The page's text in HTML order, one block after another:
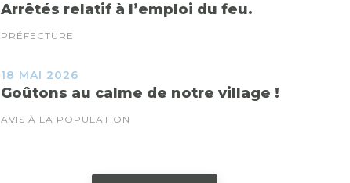
Arrêtés relatif à l’emploi du feu.
PRÉFECTURE
18 MAI 2026
Goûtons au calme de notre village !
AVIS À LA POPULATION